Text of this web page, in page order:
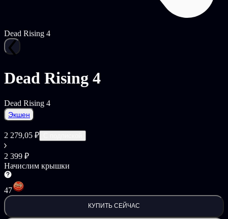
Dead Rising 4
Dead Rising 4
Dead Rising 4
Экшен
2 279,05 ₽
2 399 ₽
Начислим крышки
47
КУПИТЬ СЕЙЧАС